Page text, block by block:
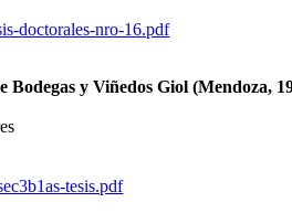
doctorales-nro-16.pdf
y Viñedos Giol (Mendoza,
tesis.pdf